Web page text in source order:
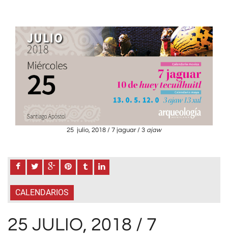
25 julio, 2018 / 7 jaguar / 3 ajaw
CALENDARIOS
25 JULIO, 2018 / 7